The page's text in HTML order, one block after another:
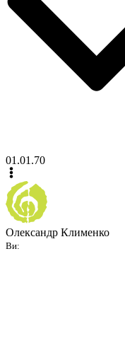
01.01.70
Олександр Клименко
Ви: